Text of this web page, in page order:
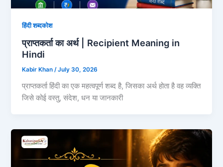
हिंदी शब्दकोश
प्राप्तकर्ता का अर्थ | Recipient Meaning in
Hindi
Kabir Khan /July 30, 2026
प्राप्तकर्ता हिंदी का एक महत्वपूर्ण शब्द है, जिसका अर्थ होता है वह व्यक्ति
जिसे कोई वस्तु, संदेश, धन या जानकारी